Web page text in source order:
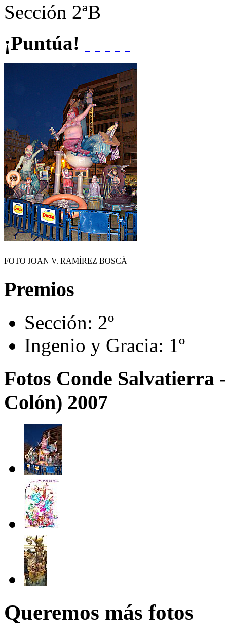
Sección 2ªB
¡Puntúa!
FOTO JOAN V. RAMÍREZ BOSCÀ
Premios
Sección: 2º
Ingenio y Gracia: 1º
Fotos Conde Salvatierra
Colón) 2007
Queremos más fotos